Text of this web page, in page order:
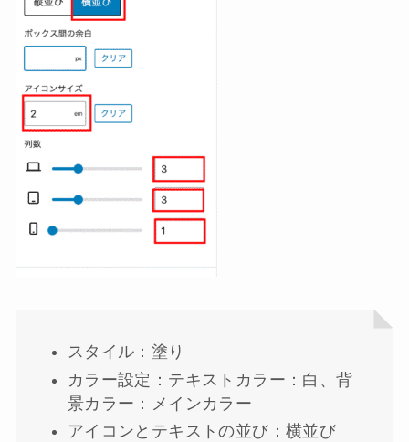
スタイル：塗り
カラー設定：テキストカラー：白、背
景カラー：メインカラー
アイコンとテキストの並び：横並び